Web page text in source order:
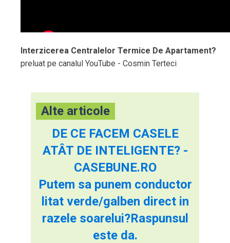
Interzicerea Centralelor Termice De Apartament?
preluat pe canalul YouTube - Cosmin Terteci
Alte articole
DE CE FACEM CASELE
ATÂT DE INTELIGENTE? -
CASEBUNE.RO
Putem sa punem conductor
litat verde/galben direct in
razele soarelui?Raspunsul
este da.